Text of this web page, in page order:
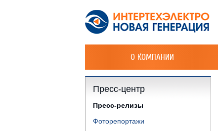
О КОМПАНИИ
Пресс-центр
Пресс-релизы
Фоторепортажи